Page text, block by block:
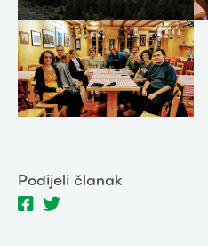
Podijeli članak